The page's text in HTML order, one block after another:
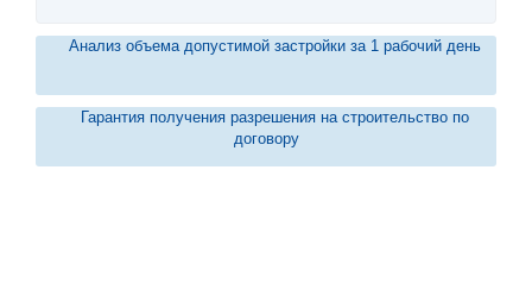
Анализ объема допустимой застройки за 1 рабочий день
Гарантия получения разрешения на строительство по
договору